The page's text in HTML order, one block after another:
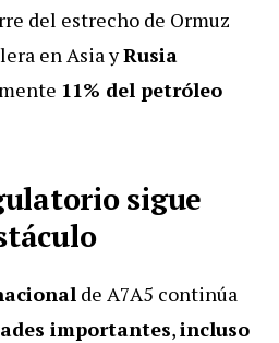
del estrecho de Ormuz
en Asia yRusia
11% del petróleo
sigue
de A7A5 continúa
importantes,incluso